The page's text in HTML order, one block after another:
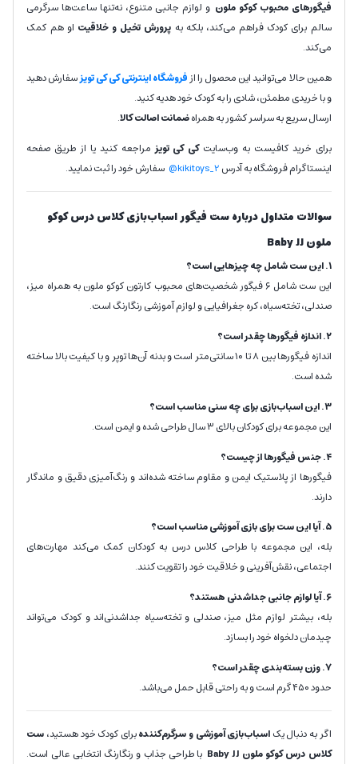
فیگورهای محبوب کوکو ملون و لوازم جانبی متنوع، نه‌تنها ساعت‌ها سرگرمی
سالم برای کودک فراهم می‌کند، بلکه به پرورش تخیل و خلاقیت او هم کمک
می‌کند.
همین حالا می‌توانید این محصول را ازفروشگاه اینترنتی کی کی تویزسفارش دهید
و با خریدی مطمئن، شادی را به کودک خود هدیه کنید.
ارسال سریع به سراسر کشور به همراهضمانت اصالت کالا.
برای خرید کافیست به وب‌سایتکی کی تویزمراجعه کنید یا از طریق صفحه
اینستاگرام فروشگاه به آدرسkikitoys_2@ سفارش خود را ثبت نمایید.
سوالات متداول درباره ست فیگور اسباب‌بازی کلاس درس کوکو
ملون Baby JJ
۱. این ست شامل چه چیزهایی است؟
این ست شامل ۶ فیگور شخصیت‌های محبوب کارتون کوکو ملون به همراه میز،
صندلی، تخته‌سیاه، کره جغرافیایی و لوازم آموزشی رنگارنگ است.
۲. اندازه فیگورها چقدر است؟
اندازه فیگورها بین ۸ تا ۱۰ سانتی‌متر است و بدنه آن‌ها توپر و با کیفیت بالا ساخته
شده است.
۳. این اسباب‌بازی برای چه سنی مناسب است؟
این مجموعه برای کودکان بالای ۳ سال طراحی شده و ایمن است.
۴. جنس فیگورها از چیست؟
فیگورها از پلاستیک ایمن و مقاوم ساخته شده‌اند و رنگ‌آمیزی دقیق و ماندگار
دارند.
۵. آیا این ست برای بازی آموزشی مناسب است؟
بله، این مجموعه با طراحی کلاس درس به کودکان کمک می‌کند مهارت‌های
اجتماعی، نقش‌آفرینی و خلاقیت خود را تقویت کنند.
۶. آیا لوازم جانبی جداشدنی هستند؟
بله، بیشتر لوازم مثل میز، صندلی و تخته‌سیاه جداشدنی‌اند و کودک می‌تواند
چیدمان دلخواه خود را بسازد.
۷. وزن بسته‌بندی چقدر است؟
حدود ۴۵۰ گرم است و به راحتی قابل حمل می‌باشد.
اگر به دنبال یکاسباب‌بازی آموزشی و سرگرم‌کنندهبرای کودک خود هستید،ست
کلاس درس کوکو ملون Baby JJ
با طراحی جذاب و رنگارنگ انتخابی عالی است.